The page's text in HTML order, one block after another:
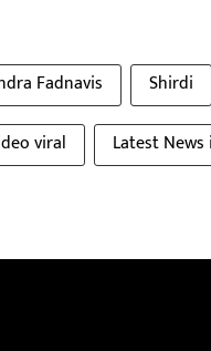
Fadnavis Shirdi
viral Latest